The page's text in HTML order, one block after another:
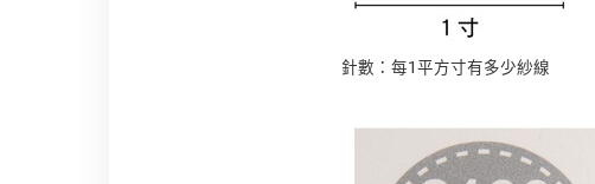
針數：每1平方寸有多少紗線